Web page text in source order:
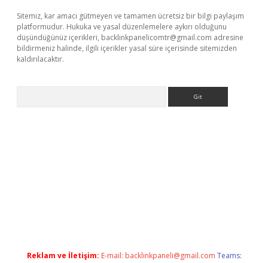
Sitemiz, kar amacı gütmeyen ve tamamen ücretsiz bir bilgi paylaşım
platformudur. Hukuka ve yasal düzenlemelere aykırı olduğunu
düşündüğünüz içerikleri, backlinkpanelicomtr@gmail.com adresine
bildirmeniz halinde, ilgili içerikler yasal süre içerisinde sitemizden
kaldırılacaktır.
Reklam ve İletişim: E-mail: backlinkpaneli@gmail.com Teams: